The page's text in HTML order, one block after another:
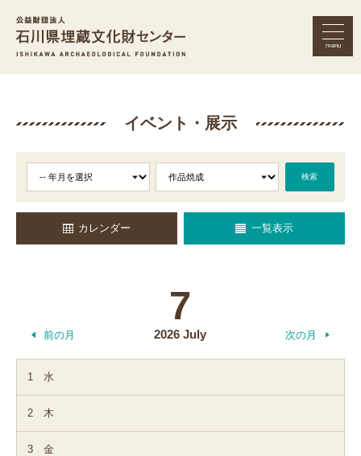
menu
イベント・展示
検索
カレンダー 一覧表示
前の月
7
2026 July 次の月
1 水
2 木
3 金